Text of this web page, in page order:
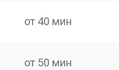
от 40 мин
от 50 мин